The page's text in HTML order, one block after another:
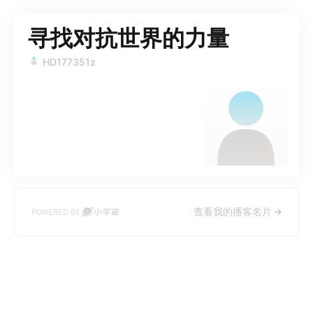
寻找对抗世界的力量
HD177351z
查看我的播客名片